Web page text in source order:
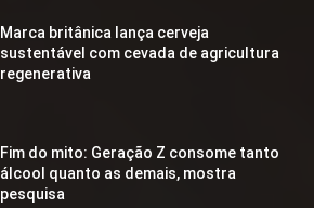
Marca britânica lança cerveja
sustentável com cevada de agricultura
regenerativa
Fim do mito: Geração Z consome tanto
álcool quanto as demais, mostra
pesquisa